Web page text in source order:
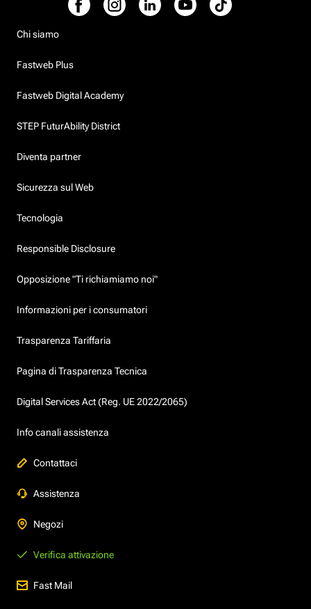
Chi siamo
Fastweb Plus
Fastweb Digital Academy
STEP FuturAbility District
Diventa partner
Sicurezza sul Web
Tecnologia
Responsible Disclosure
Opposizione "Ti richiamiamo noi"
Informazioni per i consumatori
Trasparenza Tariffaria
Pagina di Trasparenza Tecnica
Digital Services Act (Reg. UE 2022/2065)
Info canali assistenza
Contattaci
Assistenza
Negozi
Verifica attivazione
Fast Mail